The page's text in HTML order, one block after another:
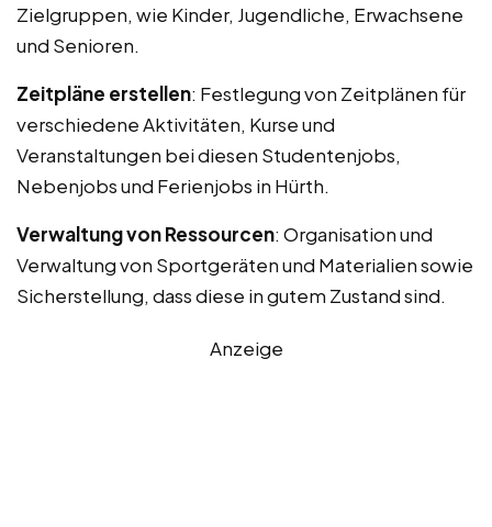
Zielgruppen, wie Kinder, Jugendliche, Erwachsene
und Senioren.
Zeitpläne erstellen: Festlegung von Zeitplänen für
verschiedene Aktivitäten, Kurse und
Veranstaltungen bei diesen Studentenjobs,
Nebenjobs und Ferienjobs in Hürth.
Verwaltung von Ressourcen: Organisation und
Verwaltung von Sportgeräten und Materialien sowie
Sicherstellung, dass diese in gutem Zustand sind.
Anzeige